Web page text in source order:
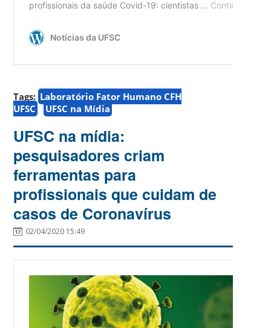
Tags: Laboratório Fator Humano CFH
UFSC
UFSC na Mídia
UFSC na mídia:
pesquisadores criam
ferramentas para
profissionais que cuidam de
casos de Coronavírus
02/04/2020 15:49